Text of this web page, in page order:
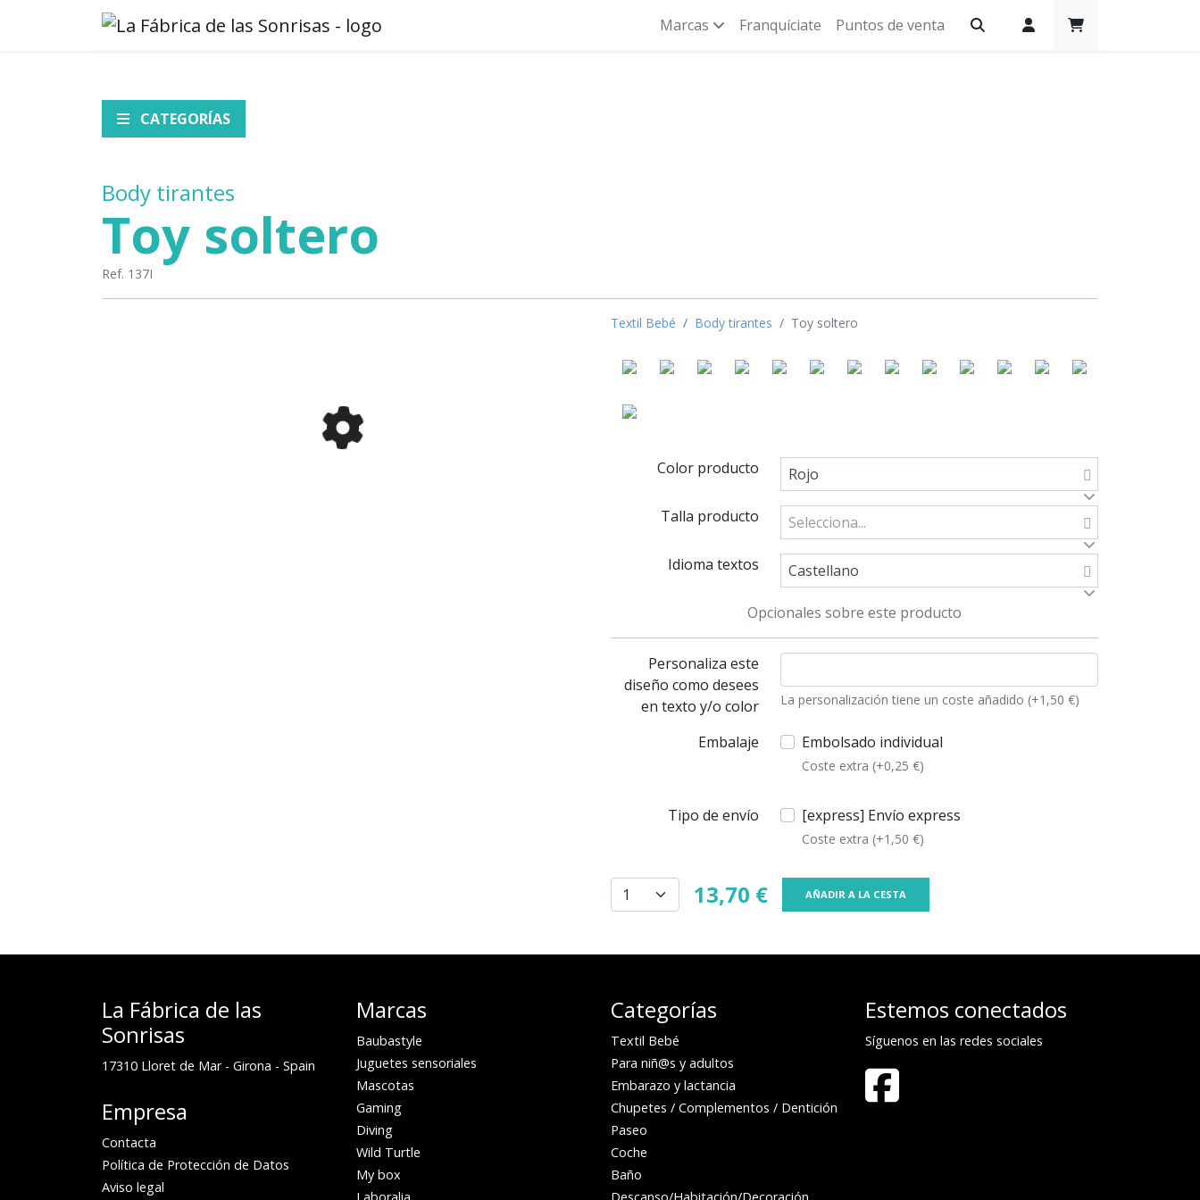
Marcas Franquíciate Puntos de venta
CATEGORÍAS
Body tirantes
Toy soltero
Ref. 137I
Textil Bebé Body tirantes Toy soltero
Color producto Rojo
Talla producto Selecciona...
Idioma textos Castellano
Opcionales sobre este producto
Personaliza este
diseño como desees
en texto y/o color
La personalización tiene un coste añadido (+1,50 €)
Embalaje Embolsado individual
Coste extra (+0,25 €)
Tipo de envío [express] Envío express
Coste extra (+1,50 €)
13,70 € AÑADIR A LA CESTA
La Fábrica de las
Sonrisas
17310 Lloret de Mar- Girona - Spain
Empresa
Contacta
Política de Protección de Datos
Aviso legal
Marcas
Baubastyle
Juguetes sensoriales
Mascotas
Gaming
Diving
Wild Turtle
My box
Categorías
Textil Bebé
Para niñ@s y adultos
Embarazo y lactancia
Chupetes / Complementos / Dentición
Paseo
Coche
Baño
Estemos conectados
Síguenos en las redes sociales